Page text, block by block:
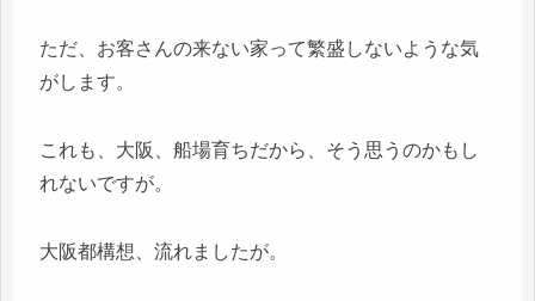
ただ、お客さんの来ない家って繁盛しないような気
がします。
これも、大阪、船場育ちだから、そう思うのかもし
れないですが。
大阪都構想、流れましたが。